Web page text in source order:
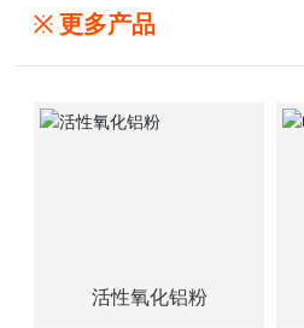
更多产品
活性氧化铝粉